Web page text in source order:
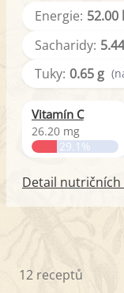
Energie: 52.00
Sacharidy:
Tuky: 0.65 g
Vitamín C
26.20 mg
29.1%
Detail
12 receptů